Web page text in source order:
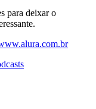
para deixar o